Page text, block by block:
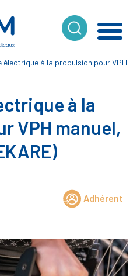
électrique à la propulsion pour VPH
à la
VPH manuel,
Adhérent